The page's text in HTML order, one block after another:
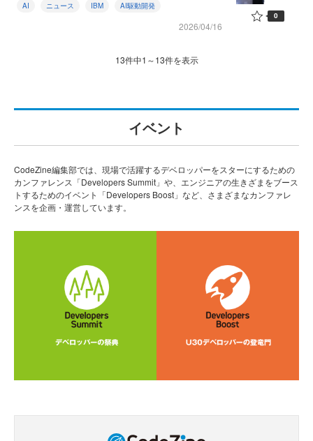
AI ニュース IBM AI駆動開発
2026/04/16
0
13件中1～13件を表示
イベント
CodeZine編集部では、現場で活躍するデベロッパーをスターにするための
カンファレンス「Developers Summit」や、エンジニアの生きざまをブース
トするためのイベント「Developers Boost」など、さまざまなカンファレ
ンスを企画・運営しています。